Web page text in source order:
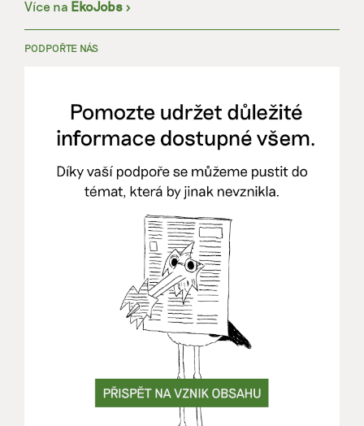
Více na EkoJobs >
PODPOŘTE NÁS